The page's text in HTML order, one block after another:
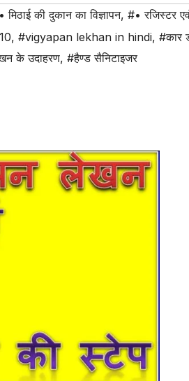
मिठाई की दुकान का विज्ञापन, #• रजिस्टर एवं
, #vigyapan lekhan in hindi, #कार
के उदाहरण, #हैण्ड सैनिटाइजर